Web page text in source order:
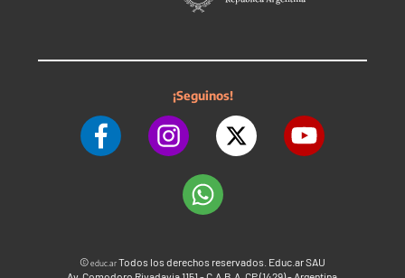
¡Seguinos!
©educ.arTodos los derechos reservados. Educ.ar SAU